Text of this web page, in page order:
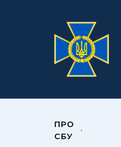
ПРО
СБУ